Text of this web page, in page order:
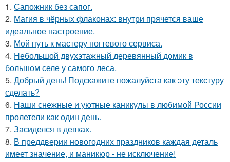
1. Сапожник без сапог.
2. Магия в чёрных флаконах: внутри прячется ваше
идеальное настроение.
3. Мой путь к мастеру ногтевого сервиса.
4. Небольшой двухэтажный деревянный домик в
большом селе у самого леса.
5. Добрый день! Подскажите пожалуйста как эту текстуру
сделать?
6. Наши снежные и уютные каникулы в любимой России
пролетели как один день.
7. Засиделся в девках.
8. В преддверии новогодних праздников каждая деталь
имеет значение, и маникюр - не исключение!